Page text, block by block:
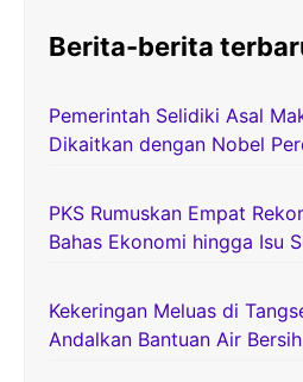
Berita-berita
Pemerintah Selidiki Asal
Dikaitkan dengan Nobel
PKS Rumuskan Empat
Bahas Ekonomi hingga Isu
Kekeringan Meluas di
Andalkan Bantuan Air Bersih